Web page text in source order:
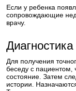
Если у ребенка
сопровождающие
врачу.
Для получения
беседу с пациентом,
состояние. Затем
истории.